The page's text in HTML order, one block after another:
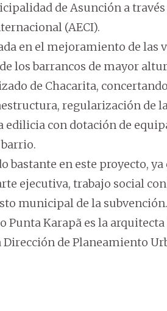
de Asunción a
(AECI).
en el mejoramiento de las
los barrancos de mayor
de Chacarita,
regularización de
con dotación de
bastante en este proyecto,
ejecutiva, trabajo social
municipal de la subvención.
Punta Karapã es la
de Planeamiento